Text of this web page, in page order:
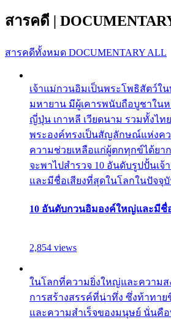
สารคดี |
สารคดีทั้งหมด DOCUMENTARY ALL
เจ้าแม่กวนอิมเป็นพระโพธิสัตว์ใ
มหายาน มีผู้เคารพนับถือบูชาในห
ญี่ปุ่น เกาหลี เวียดนาม รวมทั้งไท
พระองค์ทรงเป็นสัญลักษณ์แห่งค
ความช่วยเหลือแก่ผู้ตกทุกข์ได้ยา
จะพาไปสำรวจ 10 อันดับรูปปั้นเ
และมีชื่อเสียงที่สุดในโลกในปัจจุ
10 อันดับกวนอิมองค์ใหญ่และมีชื่
2,854 views
ในโลกที่ความยิ่งใหญ่และความส
การสร้างสรรค์ที่น่าทึ่ง ซึ่งท้าทา
และความสำเร็จของมนุษย์ นั่น